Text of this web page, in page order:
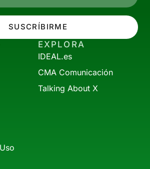
SUSCRÍBIRME
EXPLORA
IDEAL.es
CMA Comunicación
Talking About X